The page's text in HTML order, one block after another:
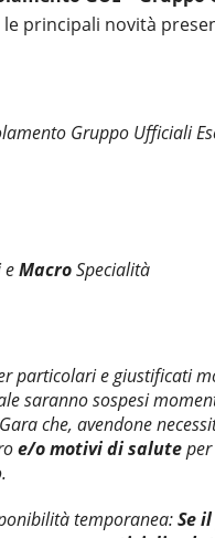
le principali novità
Gruppo Ufficiali
eMacroSpecialità
particolari e giustificati
saranno sospesi
che, avendone
e/o motivi di salute
temporanea:Se